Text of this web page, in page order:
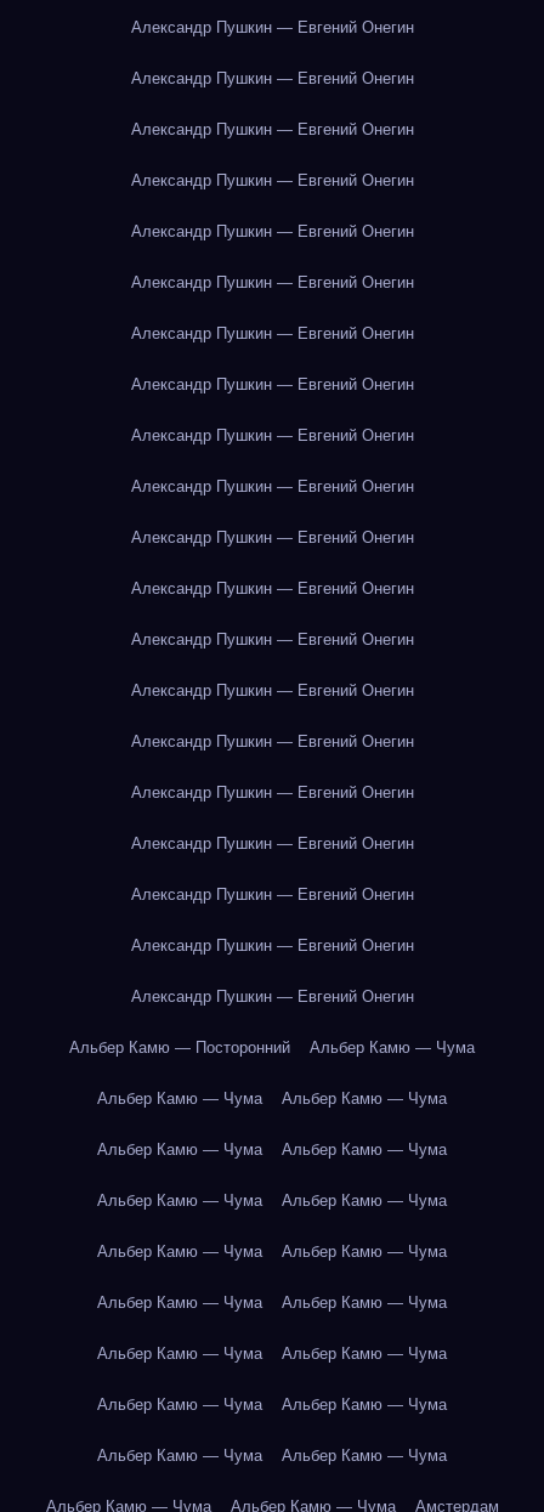
Александр Пушкин — Евгений Онегин
Александр Пушкин — Евгений Онегин
Александр Пушкин — Евгений Онегин
Александр Пушкин — Евгений Онегин
Александр Пушкин — Евгений Онегин
Александр Пушкин — Евгений Онегин
Александр Пушкин — Евгений Онегин
Александр Пушкин — Евгений Онегин
Александр Пушкин — Евгений Онегин
Александр Пушкин — Евгений Онегин
Александр Пушкин — Евгений Онегин
Александр Пушкин — Евгений Онегин
Александр Пушкин — Евгений Онегин
Александр Пушкин — Евгений Онегин
Александр Пушкин — Евгений Онегин
Александр Пушкин — Евгений Онегин
Александр Пушкин — Евгений Онегин
Александр Пушкин — Евгений Онегин
Александр Пушкин — Евгений Онегин
Александр Пушкин — Евгений Онегин
Альбер Камю — Посторонний Альбер Камю — Чума
Альбер Камю — Чума Альбер Камю — Чума
Альбер Камю — Чума Альбер Камю — Чума
Альбер Камю — Чума Альбер Камю — Чума
Альбер Камю — Чума Альбер Камю — Чума
Альбер Камю — Чума Альбер Камю — Чума
Альбер Камю — Чума Альбер Камю — Чума
Альбер Камю — Чума Альбер Камю — Чума
Альбер Камю — Чума Альбер Камю — Чума
Альбер Камю — Чума Альбер Камю — Чума Амстердам